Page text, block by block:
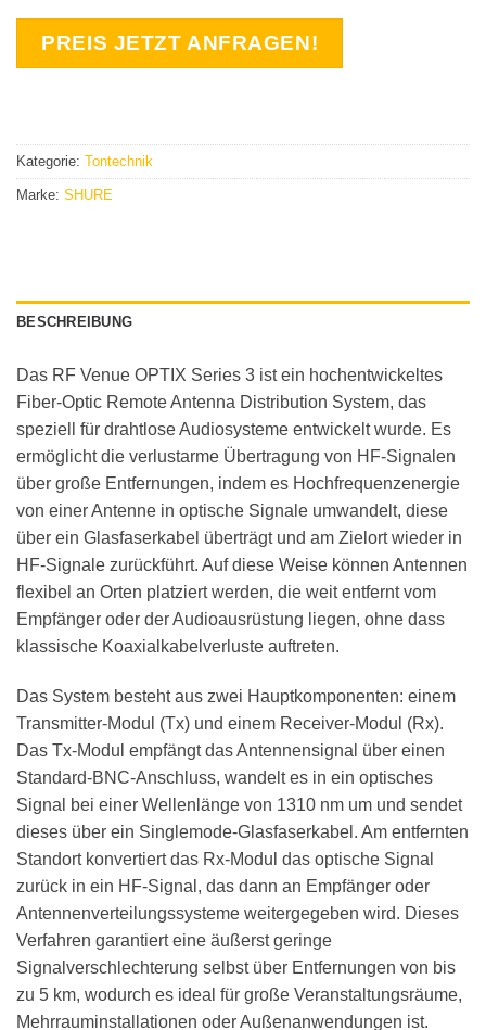
PREIS JETZT ANFRAGEN!
Kategorie: Tontechnik
Marke: SHURE
BESCHREIBUNG
Das RF Venue OPTIX Series 3 ist ein hochentwickeltes
Fiber-Optic Remote Antenna Distribution System, das
speziell für drahtlose Audiosysteme entwickelt wurde. Es
ermöglicht die verlustarme Übertragung von HF-Signalen
über große Entfernungen, indem es Hochfrequenzenergie
von einer Antenne in optische Signale umwandelt, diese
über ein Glasfaserkabel überträgt und am Zielort wieder in
HF-Signale zurückführt. Auf diese Weise können Antennen
flexibel an Orten platziert werden, die weit entfernt vom
Empfänger oder der Audioausrüstung liegen, ohne dass
klassische Koaxialkabelverluste auftreten.
Das System besteht aus zwei Hauptkomponenten: einem
Transmitter-Modul (Tx) und einem Receiver-Modul (Rx).
Das Tx-Modul empfängt das Antennensignal über einen
Standard-BNC-Anschluss, wandelt es in ein optisches
Signal bei einer Wellenlänge von 1310 nm um und sendet
dieses über ein Singlemode-Glasfaserkabel. Am entfernten
Standort konvertiert das Rx-Modul das optische Signal
zurück in ein HF-Signal, das dann an Empfänger oder
Antennenverteilungssysteme weitergegeben wird. Dieses
Verfahren garantiert eine äußerst geringe
Signalverschlechterung selbst über Entfernungen von bis
zu 5 km, wodurch es ideal für große Veranstaltungsräume,
Mehrrauminstallationen oder Außenanwendungen ist.